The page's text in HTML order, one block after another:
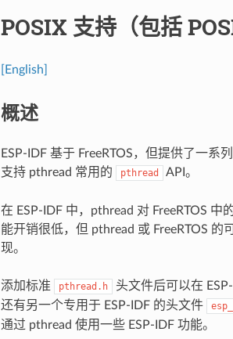
POSIX 支持（包括
[English]
概述
ESP-IDF 基于 FreeRTOS，但提供了一系
支持 pthread 常用的
pthread API。
在 ESP-IDF 中，pthread 对 FreeRTOS
能开销很低，但 pthread 或 FreeRTOS
现。
添加标准 pthread.h
头文件后可以在
还有另一个专用于 ESP-IDF 的头文件
通过 pthread 使用一些 ESP-IDF 功能。